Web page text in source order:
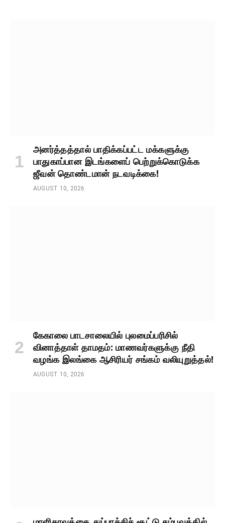
அனர்த்தத்தால் பாதிக்கப்பட்ட மக்களுக்கு
பாதுகாப்பான இடங்களைப் பெற்றுக்கொடுக்க
ஜீவன் தொண்டமான் நடவடிக்கை!
AUGUST 10, 2026
கேகாலை பாடசாலையில் புலமைப்பரிசில்
வினாத்தாள் தாமதம்: மாணவர்களுக்கு நீதி
வழங்க இலங்கை ஆசிரியர் சங்கம் வலியுறுத்தல்!
AUGUST 10, 2026